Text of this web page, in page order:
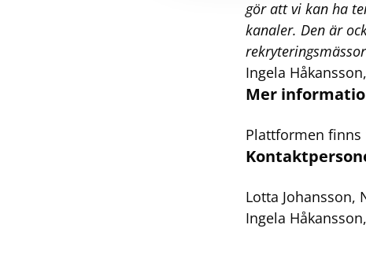
gör att vi kan ha
kanaler. Den är
Ingela
Mer
Plattformen finns
Lotta Johansson,
Ingela